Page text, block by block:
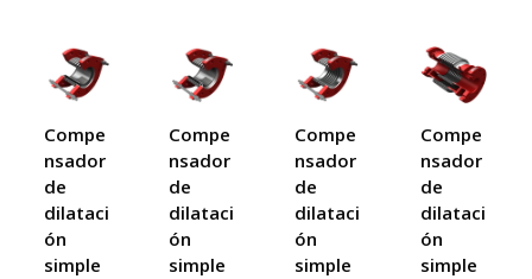
Compe
nsador
de
dilataci
ón
simple
Compe
nsador
de
dilataci
ón
simple
Compe
nsador
de
dilataci
ón
simple
Compe
nsador
de
dilataci
ón
simple